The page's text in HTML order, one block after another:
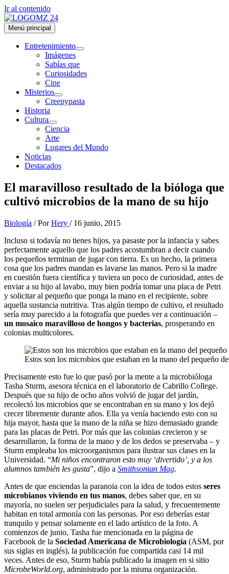
Ir al contenido
Menú principal
Entretenimiento
Imágenes
Sabías que
Curiosidades
Cine
Misterios
Creepypasta
Historia
Cultura
Ciencia
Arte
Lugares del Mundo
Noticias
Destacados
El maravilloso resultado de la bióloga que
cultivó microbios de la mano de su hijo
Biología / PorHery / 16 junio, 2015
Incluso si todavía no tienes hijos, ya pasaste por la infancia y sabes
perfectamente aquello que los padres acostumbran a decir cuando
los pequeños terminan de jugar con tierra. Es un hecho, la primera
cosa que los padres mandan es lavarse las manos. Pero si la madre
en cuestión fuera científica y tuviera un poco de curiosidad, antes de
enviar a su hijo al lavabo, muy bien podría tomar una placa de Petri
y solicitar al pequeño que ponga la mano en el recipiente, sobre
aquella sustancia nutritiva. Tras algún tiempo de cultivo, el resultado
sería muy parecido a la fotografía que puedes ver a continuación –
un mosaico maravilloso de hongos y bacterias, prosperando en
colonias multicolores.
Estos son los microbios que estaban en la mano del pequeño
Precisamente esto fue lo que pasó por la mente a la microbióloga
Tasha Sturm, asesora técnica en el laboratorio de Cabrillo College.
Después que su hijo de ocho años volvió de jugar del jardín,
recolectó los microbios que se encontraban en su mano y los dejó
crecer libremente durante años. Ella ya venía haciendo esto con su
hija mayor, hasta que la mano de la niña se hizo demasiado grande
para las placas de Petri. Por más que las colonias crecieron y se
desarrollaron, la forma de la mano y de los dedos se preservaba – y
Sturm empleaba los microorganismos para ilustrar sus clases en la
Universidad. “Mi niños encontraron esto muy ‘divertido’, y a los
alumnos también les gusta”, dijo a Smithsonian Mag.
Antes de que enciendas la paranoia con la idea de todos estos seres
microbianos viviendo en tus manos, debes saber que, en su
mayoría, no suelen ser perjudiciales para la salud, y frecuentemente
habitan en total armonía con las personas. Por eso deberías estar
tranquilo y pensar solamente en el lado artístico de la foto. A
comienzos de junio, Tasha fue mencionada en la página de
Facebook de la Sociedad Americana de Microbiología (ASM, por
sus siglas en inglés), la publicación fue compartida casi 14 mil
veces. Antes de eso, Sturm había publicado la imagen en si sitio
MicrobeWorld.org, administrado por la misma organización.